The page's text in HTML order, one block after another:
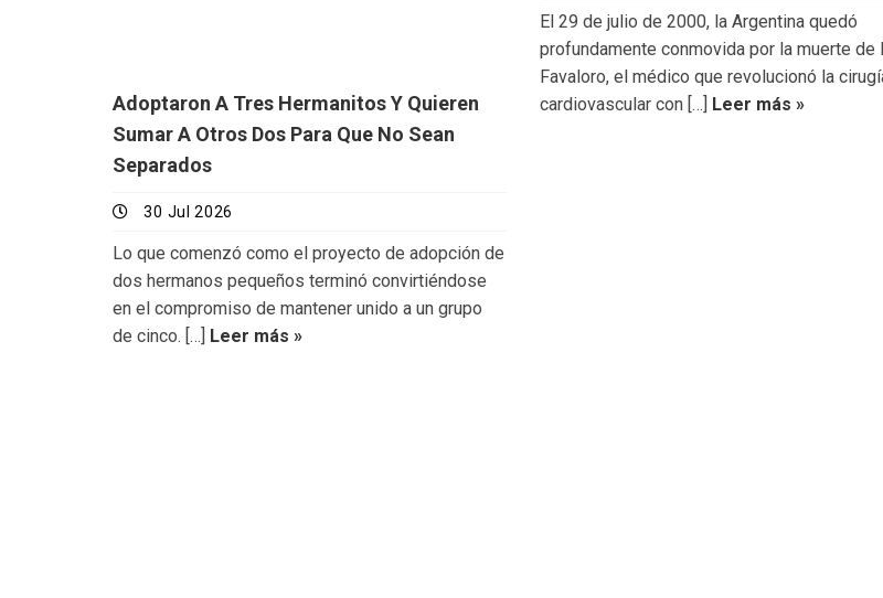
Adoptaron A Tres Hermanitos Y Quieren
Sumar A Otros Dos Para Que No Sean
Separados
30 Jul 2026
Lo que comenzó como el proyecto de adopción de
dos hermanos pequeños terminó convirtiéndose
en el compromiso de mantener unido a un grupo
de cinco. […]
Leer más »
El 29 de julio de 2000, la Argentina quedó
profundamente conmovida por la muerte de
Favaloro, el médico que revolucionó la
cardiovascular con […]
Leer más »